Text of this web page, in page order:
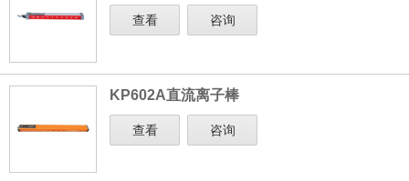
查看 咨询
KP602A直流离子棒
查看 咨询